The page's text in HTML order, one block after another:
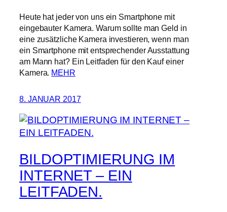
Heute hat jeder von uns ein Smartphone mit
eingebauter Kamera. Warum sollte man Geld in
eine zusätzliche Kamera investieren, wenn man
ein Smartphone mit entsprechender Ausstattung
am Mann hat? Ein Leitfaden für den Kauf einer
Kamera. MEHR
8. JANUAR 2017
BILDOPTIMIERUNG IM
INTERNET – EIN
LEITFADEN.